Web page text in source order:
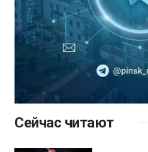
Сейчас читают